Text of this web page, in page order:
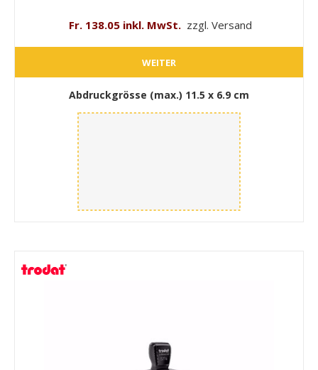
Fr. 138.05 inkl. MwSt. zzgl. Versand
WEITER
Abdruckgrösse (max.) 11.5 x 6.9 cm